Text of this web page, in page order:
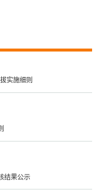
实施细则
结果公示